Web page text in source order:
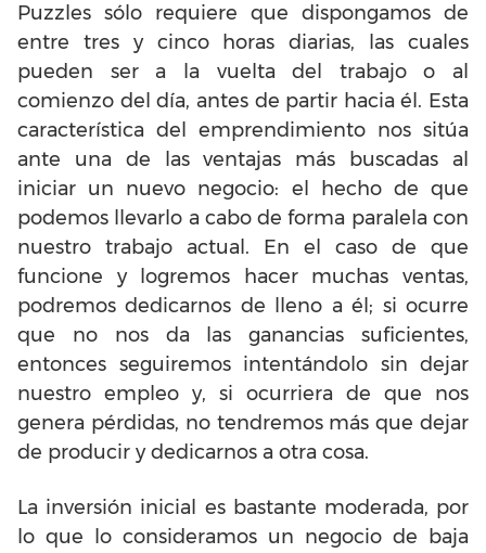
Puzzles sólo requiere que dispongamos de
entre tres y cinco horas diarias, las cuales
pueden ser a la vuelta del trabajo o al
comienzo del día, antes de partir hacia él. Esta
característica del emprendimiento nos sitúa
ante una de las ventajas más buscadas al
iniciar un nuevo negocio: el hecho de que
podemos llevarlo a cabo de forma paralela con
nuestro trabajo actual. En el caso de que
funcione y logremos hacer muchas ventas,
podremos dedicarnos de lleno a él; si ocurre
que no nos da las ganancias suficientes,
entonces seguiremos intentándolo sin dejar
nuestro empleo y, si ocurriera de que nos
genera pérdidas, no tendremos más que dejar
de producir y dedicarnos a otra cosa.
La inversión inicial es bastante moderada, por
lo que lo consideramos un negocio de baja